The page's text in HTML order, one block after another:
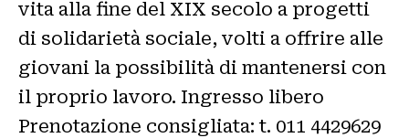
vita alla fine del XIX secolo a progetti
di solidarietà sociale, volti a offrire alle
giovani la possibilità di mantenersi con
il proprio lavoro. Ingresso libero
Prenotazione consigliata: t. 011 4429629